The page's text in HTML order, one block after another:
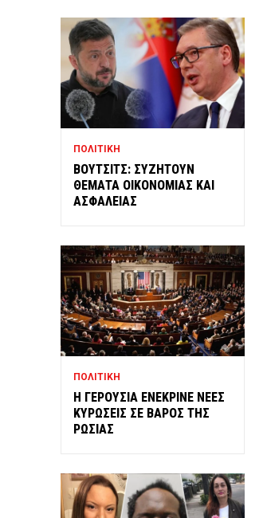
ΠΟΛΙΤΙΚΗ
ΒΟΥΤΣΙΤΣ: ΣΥΖΗΤΟΥΝ
ΘΕΜΑΤΑ ΟΙΚΟΝΟΜΙΑΣ ΚΑΙ
ΑΣΦΑΛΕΙΑΣ
ΠΟΛΙΤΙΚΗ
Η ΓΕΡΟΥΣΙΑ ΕΝΕΚΡΙΝΕ ΝΕΕΣ
ΚΥΡΩΣΕΙΣ ΣΕ ΒΑΡΟΣ ΤΗΣ
ΡΩΣΙΑΣ